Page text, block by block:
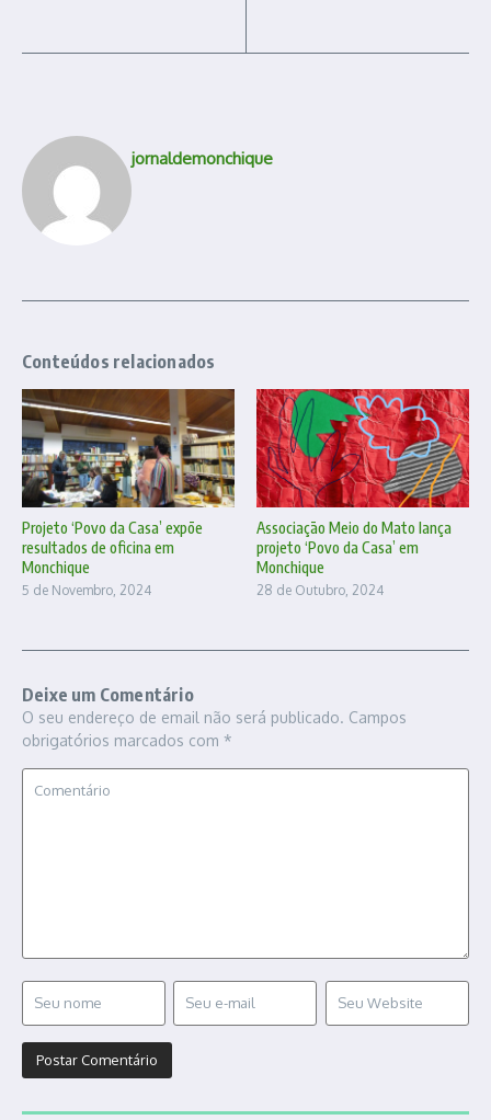
jornaldemonchique
Conteúdos relacionados
Projeto ‘Povo da Casa’ expõe
resultados de oficina em
Monchique
5 de Novembro, 2024
Associação Meio do Mato lança
projeto ‘Povo da Casa’ em
Monchique
28 de Outubro, 2024
Deixe um Comentário
O seu endereço de email não será publicado. Campos
obrigatórios marcados com *